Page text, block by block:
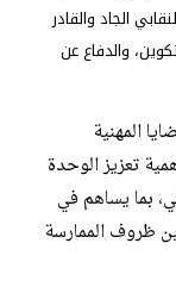
الجاد والقادر
والدفاع عن
المهنية
تعزيز الوحدة
بما يساهم في
ظروف الممارسة